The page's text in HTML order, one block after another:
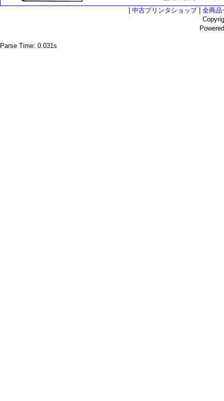
中古プリンタショップ| 全商品
Parse Time: 0.031s